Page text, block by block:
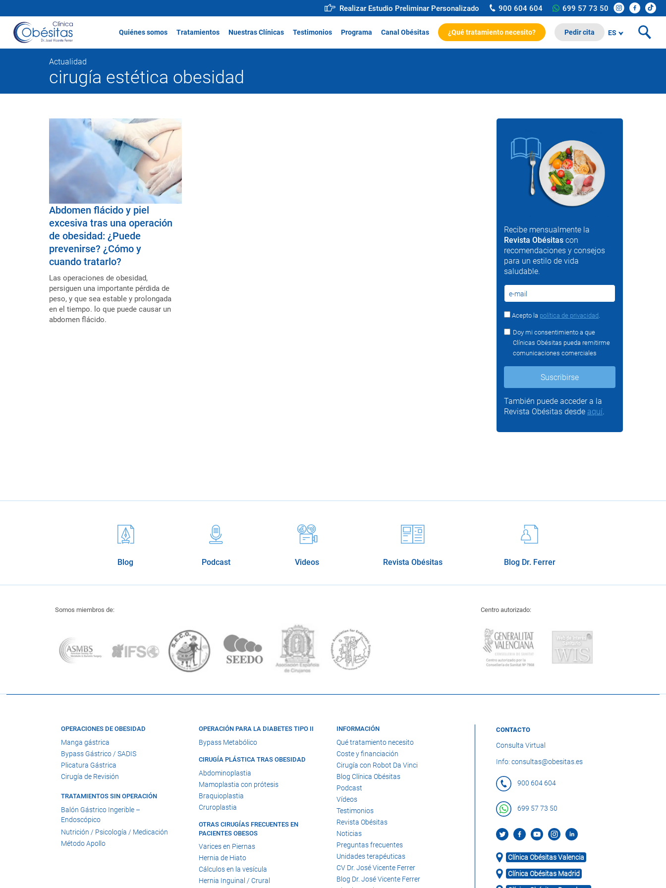
Realizar Estudio Preliminar Personalizado 900 604 604 699 57 73 50
Quiénes somos Tratamientos Nuestras Clínicas Testimonios Programa Canal Obésitas ¿Qué tratamiento necesito? Pedir cita ES
Actualidad
cirugía estética obesidad
Abdomen flácido y piel
excesiva tras una operación
de obesidad: ¿Puede
prevenirse? ¿Cómo y
cuando tratarlo?
Las operaciones de obesidad,
persiguen una importante pérdida de
peso, y que sea estable y prolongada
en el tiempo. lo que puede causar un
abdomen flácido.
Recibe mensualmente la
Revista Obésitas con
recomendaciones y consejos
para un estilo de vida
saludable.
Acepto la política de privacidad.
Doy mi consentimiento a que
Clínicas Obésitas pueda remitirme
comunicaciones comerciales
También puede acceder a la
Revista Obésitas desde aquí.
Blog Podcast Videos Revista Obésitas Blog Dr. Ferrer
Somos miembros de: Centro autorizado:
OPERACIONES DE OBESIDAD
Manga gástrica
Bypass Gástrico / SADIS
Plicatura Gástrica
Cirugía de Revisión
TRATAMIENTOS SIN OPERACIÓN
Balón Gástrico Ingerible –
Endoscópico
Nutrición / Psicología / Medicación
Método Apollo
OPERACIÓN PARA LA DIABETES TIPO II
Bypass Metabólico
CIRUGÍA PLÁSTICA TRAS OBESIDAD
Abdominoplastia
Mamoplastia con prótesis
Braquioplastia
Cruroplastia
OTRAS CIRUGÍAS FRECUENTES EN
PACIENTES OBESOS
Varices en Piernas
Hernia de Hiato
Cálculos en la vesícula
Hernia Inguinal / Crural
INFORMACIÓN
Qué tratamiento necesito
Coste y financiación
Cirugía con Robot Da Vinci
Blog Clínica Obésitas
Podcast
Vídeos
Testimonios
Revista Obésitas
Noticias
Preguntas frecuentes
Unidades terapéuticas
CV Dr. José Vicente Ferrer
Blog Dr. José Vicente Ferrer
CONTACTO
Consulta Virtual
Info: consultas@obesitas.es
900 604 604
699 57 73 50
Clínica Obésitas Valencia
Clínica Obésitas Madrid